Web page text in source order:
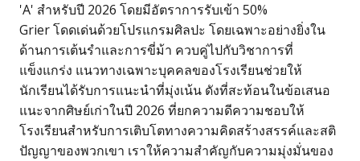
'A' สำหรับปี 2026 โดยมีอัตราการรับเข้า 50%
Grier โดดเด่นด้วยโปรแกรมศิลปะ โดยเฉพาะอย่างยิ่งใน
ด้านการเต้นรำและการขี่ม้า ควบคู่ไปกับวิชาการที่
แข็งแกร่ง แนวทางเฉพาะบุคคลของโรงเรียนช่วยให้
นักเรียนได้รับการแนะนำที่มุ่งเน้น ดังที่สะท้อนในข้อเสนอ
แนะจากศิษย์เก่าในปี 2026 ที่ยกความดีความชอบให้
โรงเรียนสำหรับการเติบโตทางความคิดสร้างสรรค์และสติ
ปัญญาของพวกเขา เราให้ความสำคัญกับความมุ่งมั่นของ